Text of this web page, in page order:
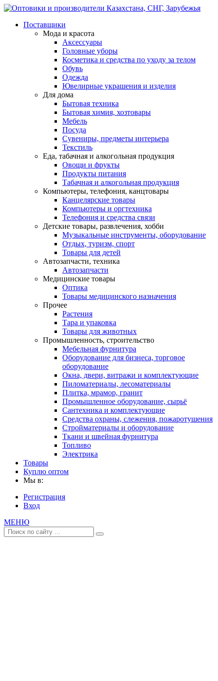
Поставщики
Мода и красота
Аксессуары
Головные уборы
Косметика и средства по уходу за телом
Обувь
Одежда
Ювелирные украшения и изделия
Для дома
Бытовая техника
Бытовая химия, хозтовары
Мебель
Посуда
Сувениры, предметы интерьера
Текстиль
Еда, табачная и алкогольная продукция
Овощи и фрукты
Продукты питания
Табачная и алкогольная продукция
Компьютеры, телефония, канцтовары
Канцелярские товары
Компьютеры и оргтехника
Телефония и средства связи
Детские товары, развлечения, хобби
Музыкальные инструменты, оборудование
Отдых, туризм, спорт
Товары для детей
Автозапчасти, техника
Автозапчасти
Медицинские товары
Оптика
Товары медицинского назначения
Прочее
Растения
Тара и упаковка
Товары для животных
Промышленность, строительство
Мебельная фурнитура
Оборудование для бизнеса, торговое
оборудование
Окна, двери, витражи и комплектующие
Пиломатериалы, лесоматериалы
Плитка, мрамор, гранит
Промышленное оборудование, сырьё
Сантехника и комплектующие
Средства охраны, слежения, пожаротушения
Стройматериалы и оборудование
Ткани и швейная фурнитура
Топливо
Электрика
Товары
Куплю оптом
Мы в:
Регистрация
Вход
МЕНЮ